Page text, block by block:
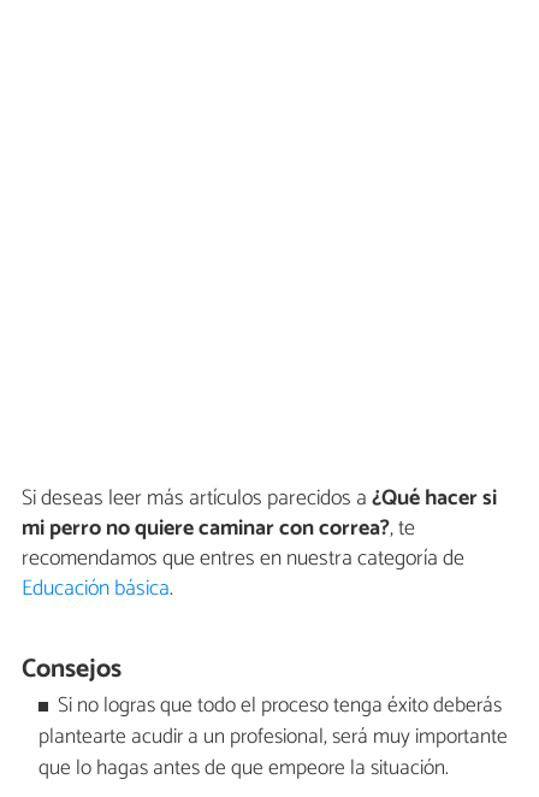
Si deseas leer más artículos parecidos a¿Qué hacer si
mi perro no quiere caminar con correa?, te
recomendamos que entres en nuestra categoría de
Educación básica.
Consejos
Si no logras que todo el proceso tenga éxito deberás
plantearte acudir a un profesional, será muy importante
que lo hagas antes de que empeore la situación.